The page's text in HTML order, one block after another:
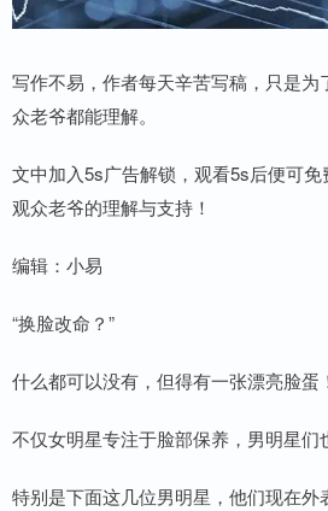
写作不易，作者每天辛苦写稿，只是
众老爷都能理解。
文中加入5s广告解锁，观看5s后便可
观众老爷的理解与支持！
编辑：小易
“换脸改命？”
什么都可以没有，但得有一张漂亮脸蛋
不仅女明星专注于脸部保养，男明星们
特别是下面这几位男明星，他们现在外